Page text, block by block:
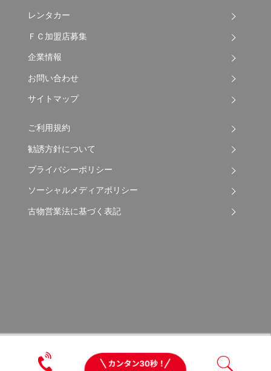
レンタカー
ＦＣ加盟店募集
企業情報
お問い合わせ
サイトマップ
ご利用規約
勧誘方針について
プライバシーポリシー
ソーシャルメディアポリシー
古物営業法に基づく表記